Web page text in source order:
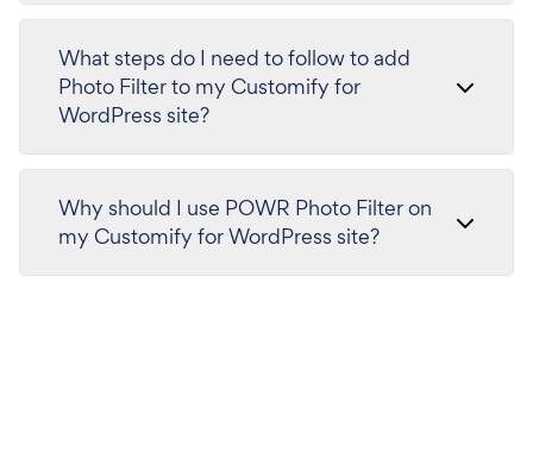
What steps do I need to follow to add
Photo Filter to my Customify for
WordPress site?
Why should I use POWR Photo Filter on
my Customify for WordPress site?